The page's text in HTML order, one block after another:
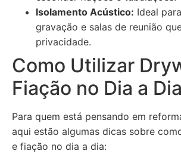
Isolamento Acústico: Ideal
gravação e salas de reunião
privacidade.
Como Utilizar
Fiação no Dia a Dia
Para quem está pensando em
aqui estão algumas dicas sobre
e fiação no dia a dia: